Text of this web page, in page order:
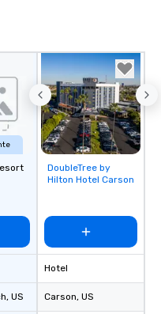
, US
Removed from
favorites
DoubleTree by
Hilton Hotel Carson
Hotel
Carson, US